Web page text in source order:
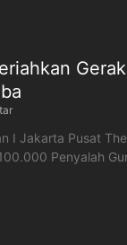
I Jakarta Pusat
Penyalah